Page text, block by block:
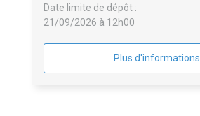
Date limite de dépôt :
21/09/2026 à 12h00
Plus d'informations